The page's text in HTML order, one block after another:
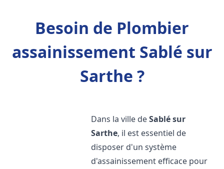
Besoin de Plombier
assainissement Sablé sur
Sarthe ?
Dans la ville deSablé sur
Sarthe, il est essentiel de
disposer d'un système
d'assainissement efficace pour